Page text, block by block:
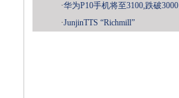
·华为P10手机将至3100,跌破3000
·JunjinTTS “Richmill”